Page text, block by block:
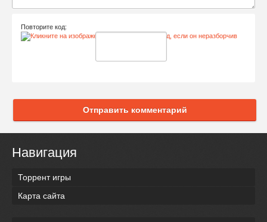
Повторите код:
Отправить комментарий
Навигация
Торрент игры
Карта сайта